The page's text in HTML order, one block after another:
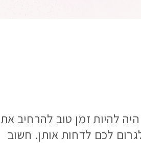
להיות זמן טוב להרחיב את
לכם לדחות אותן. חשוב